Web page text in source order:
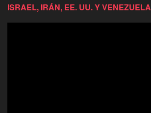
ISRAEL, IRÁN, EE. UU. Y VENEZUELA